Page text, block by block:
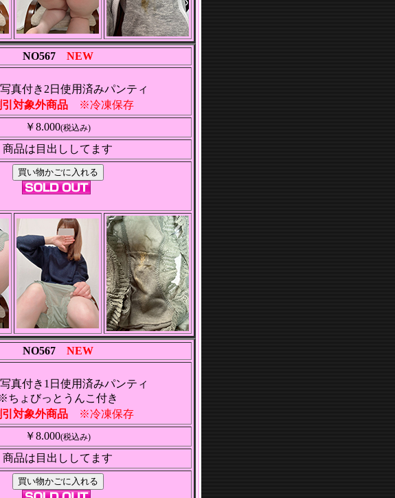
NO567 NEW
真付き2日使用済みパンティ
対象外商品※冷凍保存
￥8.000(税込み)
商品は目出ししてます
NO567 NEW
真付き1日使用済みパンティ
ちょびっとうんこ付き
対象外商品※冷凍保存
￥8.000(税込み)
商品は目出ししてます